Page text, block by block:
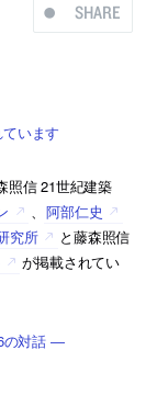
SHARE
います
照信 21世紀建築
阿部仁史
究所
と藤森照信
が掲載されてい
の対話 ―